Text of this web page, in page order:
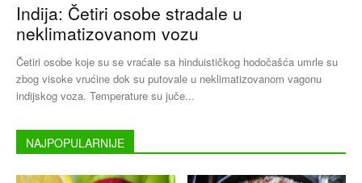
Indija: Četiri osobe stradale u
neklimatizovanom vozu
Četiri osobe koje su se vraćale sa hinduističkog hodočašća umrle su
zbog visoke vrućine dok su putovale u neklimatizovanom vagonu
indijskog voza. Temperature su juče...
NAJPOPULARNIJE